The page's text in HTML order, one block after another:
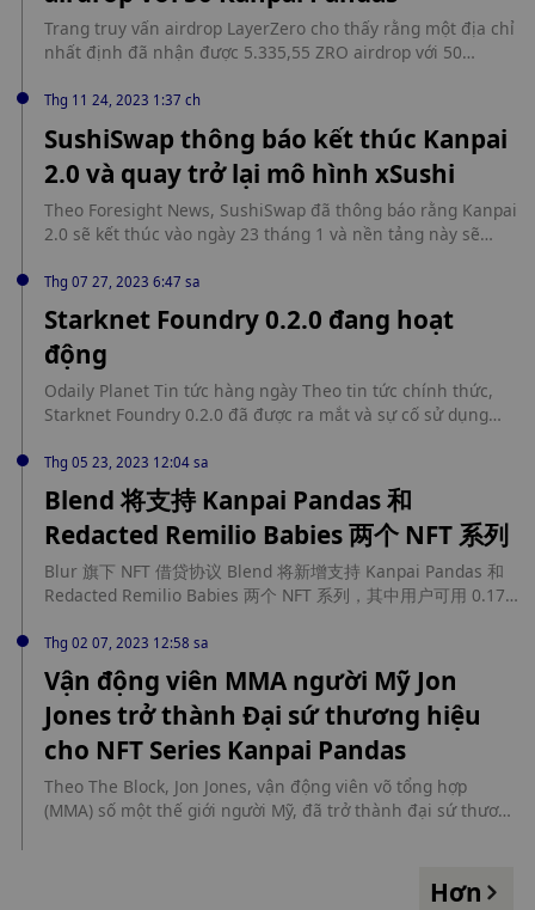
Trang truy vấn airdrop LayerZero cho thấy rằng một địa chỉ
nhất định đã nhận được 5.335,55 ZRO airdrop với 50
năm 2023. Địa chỉ là:
0x251f8294b1e5df92366ced179fb66b7745749b6b
Thg 11 24, 2023 1:37 ch
SushiSwap thông báo kết thúc Kanpai
2.0 và quay trở lại mô hình xSushi
Theo Foresight News, SushiSwap đã thông báo rằng Kanpai
2.0 sẽ kết thúc vào ngày 23 tháng 1 và nền tảng này sẽ
cho phép chủ sở hữu xSushi kiếm được một phần phí giao
dịch Sushi DEX. Bằng cách đặt cược Sushi vào Sushi Bar,
người nắm giữ Sushi sẽ nhận được xSushi và được quyền
thu 0,05% từ phí giao dịch tiêu chuẩn 0,3%. Hiện tại, mã
thông báo SUSHI đã hoàn thành việc khai thác tổng nguồn
cung 250 triệu và sẽ không phát hành mã thông báo mới
nữa. SushiSwap đã cập nhật mô hình kinh tế token của
Thg 07 27, 2023 6:47 sa
Starknet Foundry 0.2.0 đang hoạt
động
Odaily Planet Tin tức hàng ngày Theo tin tức chính thức,
Starknet Foundry 0.2.0 đã được ra mắt và sự cố sử dụng
tin tức trước đó, Starknet Foundry là một bộ công cụ cực kỳ
nhanh để phát triển các hợp đồng Starknet, được thiết kế
và phát triển bởi nhóm Protostar cũ tại Software Mansion,
và được viết bằng Rust dựa trên trình chạy thử Cairo địa
phương và Blockifie.
Thg 05 23, 2023 12:04 sa
Blend 将支持 Kanpai Pandas 和
Redacted Remilio Babies 两个 NFT 系列
Blur 旗下 NFT 借贷协议 Blend 将新增支持 Kanpai Pandas 和
Redacted Remilio Babies 两个 NFT 系列，其中用户可用 0.17
Pandas 获得最高 1.17 ETH 的贷款资金。现阶段 Blend 已支持
Milady、Azuki、DeGods、CryptoPunks、BAYC 和 MAYC 等系
列。
Thg 02 07, 2023 12:58 sa
Vận động viên MMA người Mỹ Jon
Jones trở thành Đại sứ thương hiệu
cho NFT Series Kanpai Pandas
Theo The Block, Jon Jones, vận động viên võ tổng hợp
(MMA) số một thế giới người Mỹ, đã trở thành đại sứ thương
Hơn